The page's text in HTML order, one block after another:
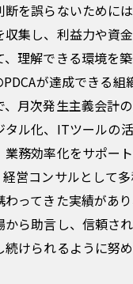
を誤らないために
集し、利益力や資
理解できる環境を
が達成できる組
月次発生主義会計
タル化、ITツールの
務効率化をサポー
営コンサルとして
ってきた実績があ
から助言し、信頼さ
けられるように努